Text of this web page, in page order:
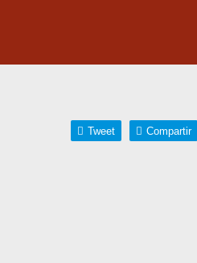
Compartir
Tweet